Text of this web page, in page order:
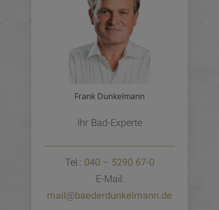
Frank Dunkelmann
Ihr Bad-Experte
Tel.: 040 – 5290 67-0
E-Mail:
mail@baederdunkelmann.de